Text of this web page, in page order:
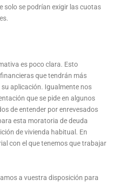
solo se podrían exigir las cuotas
es poco clara. Esto
que tendrán más
aplicación. Igualmente nos
que se pide en algunos
de entender por enrevesados
esta moratoria de deuda
de vivienda habitual. En
con el que tenemos que trabajar
a vuestra disposición para